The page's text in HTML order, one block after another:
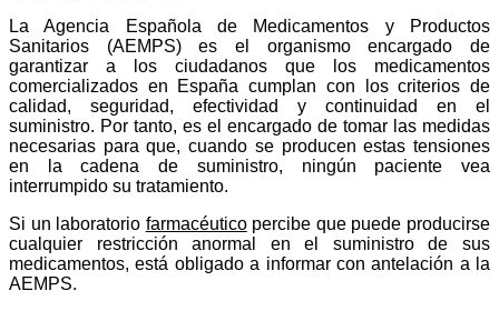
La Agencia Española de Medicamentos y Productos
Sanitarios (AEMPS) es el organismo encargado de
garantizar a los ciudadanos que los medicamentos
comercializados en España cumplan con los criterios de
calidad, seguridad, efectividad y continuidad en el
suministro. Por tanto, es el encargado de tomar las medidas
necesarias para que, cuando se producen estas tensiones
en la cadena de suministro, ningún paciente vea
interrumpido su tratamiento.
Si un laboratorio farmacéuticopercibe que puede producirse
cualquier restricción anormal en el suministro de sus
medicamentos, está obligado a informar con antelación a la
AEMPS.